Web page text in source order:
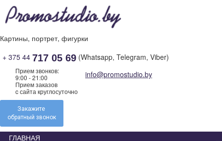
Skip
content
Картины, портрет, фигурки
+ 375 44 717 05 69 (Whatsapp, Telegram, Viber)
Прием звонков:
9:00 - 21:00
Прием заказов
c сайта круглосуточно
info@promostudio.by
Закажите
обратный звонок
ГЛАВНАЯ